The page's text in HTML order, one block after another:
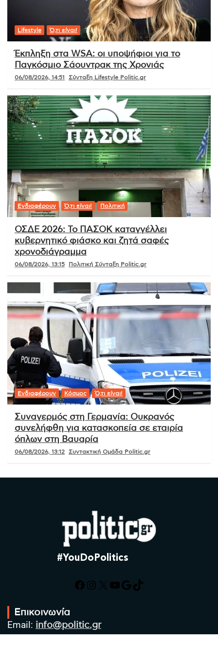
Lifestyle Ό,τι είναι!
Έκπληξη στα WSA: οι υποψήφιοι για το
Παγκόσμιο Σάουντρακ της Χρονιάς
06/08/2026, 14:51 Σύνταξη Lifestyle Politic.gr
Ενδιαφέρουν Ό,τι είναι! Πολιτική
ΟΣΔΕ 2026: Το ΠΑΣΟΚ καταγγέλλει
κυβερνητικό φιάσκο και ζητά σαφές
χρονοδιάγραμμα
06/08/2026, 13:15 Πολιτική Σύνταξη Politic.gr
Ενδιαφέρουν Κόσμος Ό,τι είναι!
Συναγερμός στη Γερμανία: Ουκρανός
συνελήφθη για κατασκοπεία σε εταιρία
όπλων στη Βαυαρία
06/08/2026, 13:12 Συντακτική Ομάδα Politic.gr
#YouDoPolitics
Facebook
Instagram
X YouTube
Google
TikTok
Επικοινωνία
Email: info@politic.gr
Τηλ: